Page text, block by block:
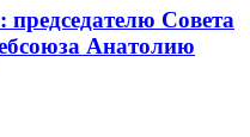
председателю Совета
Анатолию